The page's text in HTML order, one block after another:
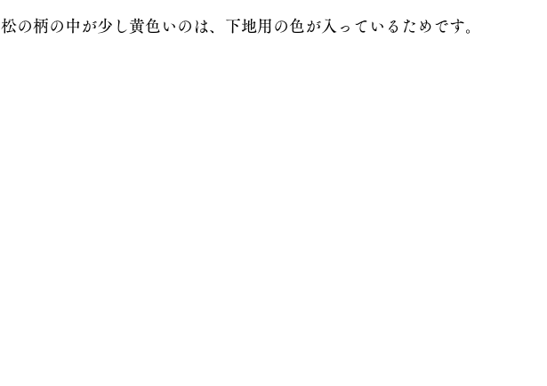
松の柄の中が少し黄色いのは、下地用の色が入っているためです。